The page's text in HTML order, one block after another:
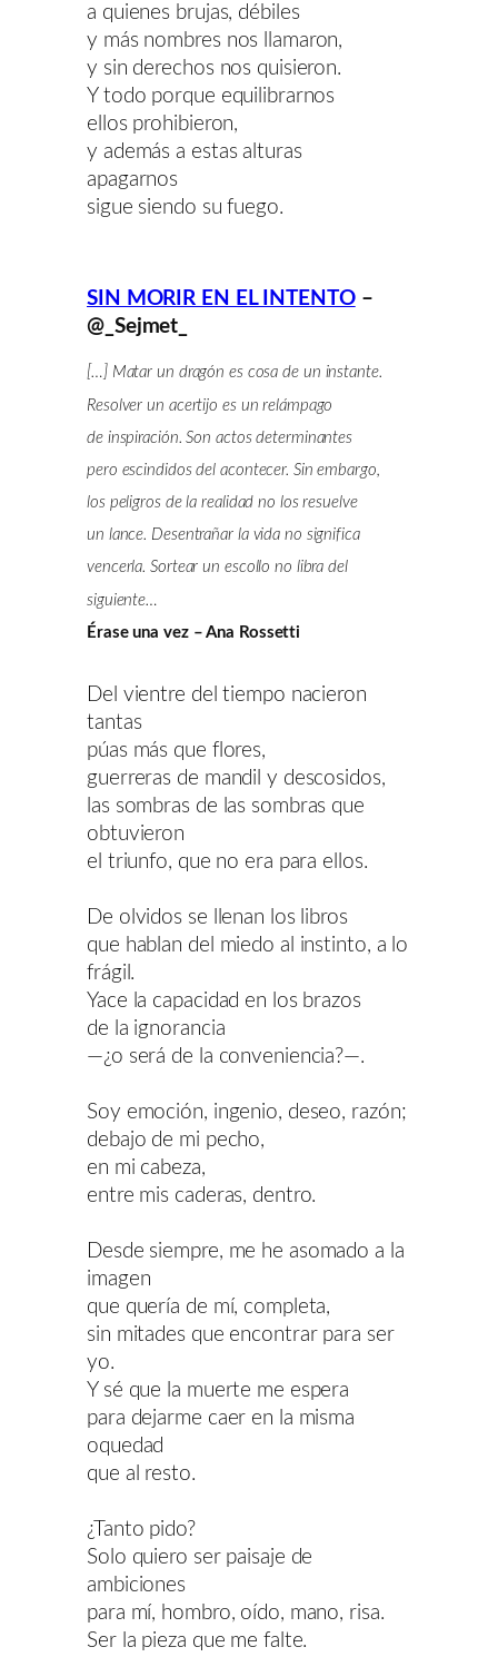
a quienes brujas, débiles
y más nombres nos llamaron,
y sin derechos nos quisieron.
Y todo porque equilibrarnos
ellos prohibieron,
y además a estas alturas
apagarnos
sigue siendo su fuego.
SIN MORIR EN EL INTENTO–
@_Sejmet_
[…] Matar un dragón es cosa de un instante.
Resolver un acertijo es un relámpago
de inspiración. Son actos determinantes
pero escindidos del acontecer. Sin embargo,
los peligros de la realidad no los resuelve
un lance. Desentrañar la vida no significa
vencerla. Sortear un escollo no libra del
siguiente…
Érase una vez – Ana Rossetti
Del vientre del tiempo nacieron
tantas
púas más que flores,
guerreras de mandil y descosidos,
las sombras de las sombras que
obtuvieron
el triunfo, que no era para ellos.
De olvidos se llenan los libros
que hablan del miedo al instinto, a lo
frágil.
Yace la capacidad en los brazos
de la ignorancia
—¿o será de la conveniencia?—.
Soy emoción, ingenio, deseo, razón;
debajo de mi pecho,
en mi cabeza,
entre mis caderas, dentro.
Desde siempre, me he asomado a la
imagen
que quería de mí, completa,
sin mitades que encontrar para ser
yo.
Y sé que la muerte me espera
para dejarme caer en la misma
oquedad
que al resto.
¿Tanto pido?
Solo quiero ser paisaje de
ambiciones
para mí, hombro, oído, mano, risa.
Ser la pieza que me falte.